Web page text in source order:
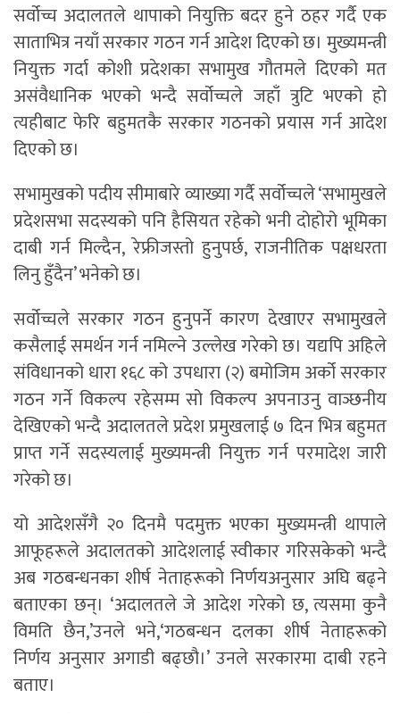
सर्वोच्च अदालतले थापाको नियुक्ति बदर हुने ठहर गर्दै एक
साताभित्र नयाँ सरकार गठन गर्न आदेश दिएको छ। मुख्यमन्त्री
नियुक्त गर्दा कोशी प्रदेशका सभामुख गौतमले दिएको मत
असंवैधानिक भएको भन्दै सर्वोच्चले जहाँ त्रुटि भएको हो
त्यहीबाट फेरि बहुमतकै सरकार गठनको प्रयास गर्न आदेश
दिएको छ।
सभामुखको पदीय सीमाबारे व्याख्या गर्दै सर्वोच्चले ‘सभामुखले
प्रदेशसभा सदस्यको पनि हैसियत रहेको भनी दोहोरो भूमिका
दाबी गर्न मिल्दैन, रेफ्रीजस्तो हुनुपर्छ, राजनीतिक पक्षधरता
लिनु हुँदैन’ भनेको छ।
सर्वोच्चले सरकार गठन हुनुपर्ने कारण देखाएर सभामुखले
कसैलाई समर्थन गर्न नमिल्ने उल्लेख गरेको छ। यद्यपि अहिले
संविधानको धारा १६८ को उपधारा (२) बमोजिम अर्को सरकार
गठन गर्ने विकल्प रहेसम्म सो विकल्प अपनाउनु वाञ्छनीय
देखिएको भन्दै अदालतले प्रदेश प्रमुखलाई ७ दिन भित्र बहुमत
प्राप्त गर्ने सदस्यलाई मुख्यमन्त्री नियुक्त गर्न परमादेश जारी
गरेको छ।
यो आदेशसँगै २० दिनमै पदमुक्त भएका मुख्यमन्त्री थापाले
आफूहरूले अदालतको आदेशलाई स्वीकार गरिसकेको भन्दै
अब गठबन्धनका शीर्ष नेताहरूको निर्णयअनुसार अघि बढ्ने
बताएका छन्। ‘अदालतले जे आदेश गरेको छ, त्यसमा कुनै
विमति छैन,’उनले भने,‘गठबन्धन दलका शीर्ष नेताहरूको
निर्णय अनुसार अगाडी बढ्छौ।’ उनले सरकारमा दाबी रहने
बताए।